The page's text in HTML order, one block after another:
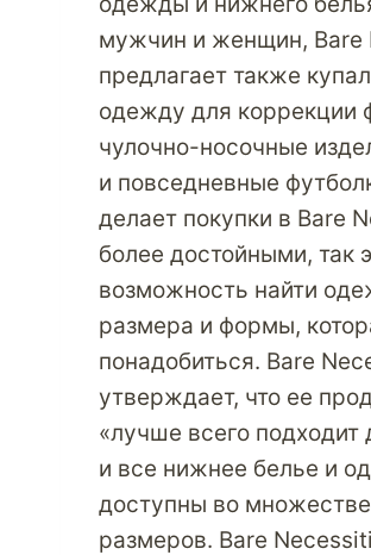
мужчин и женщин, Bare
предлагает также
одежду для коррекции
чулочно-носочные
и повседневные
делает покупки в Bare
более достойными, так
возможность найти
размера и формы,
понадобиться. Bare
утверждает, что ее
«лучше всего подходит
и все нижнее белье и
доступны во
размеров. Bare